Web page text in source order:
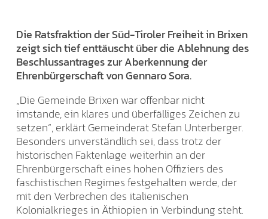
Die Ratsfraktion der Süd-Tiroler Freiheit in Brixen
zeigt sich tief enttäuscht über die Ablehnung des
Beschlussantrages zur Aberkennung der
Ehrenbürgerschaft von Gennaro Sora.
„Die Gemeinde Brixen war offenbar nicht
imstande, ein klares und überfälliges Zeichen zu
setzen“, erklärt Gemeinderat Stefan Unterberger.
Besonders unverständlich sei, dass trotz der
historischen Faktenlage weiterhin an der
Ehrenbürgerschaft eines hohen Offiziers des
faschistischen Regimes festgehalten werde, der
mit den Verbrechen des italienischen
Kolonialkrieges in Äthiopien in Verbindung steht.